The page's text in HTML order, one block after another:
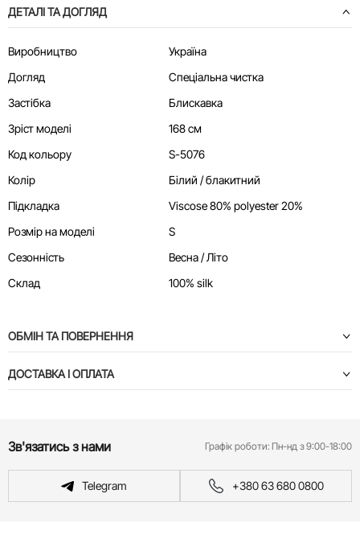
ДЕТАЛІ ТА ДОГЛЯД
Виробництво
Україна
Догляд
Спеціальна чистка
Застібка
Блискавка
Зріст моделі
168 см
Код кольору
S-5076
Колір
Білий / блакитний
Підкладка
Viscose 80% polyester 20%
Розмір на моделі
S
Сезонність
Весна / Літо
Склад
100% silk
ОБМІН ТА ПОВЕРНЕННЯ
ДОСТАВКА І ОПЛАТА
Зв'язатись з нами Графік роботи: Пн-нд з 9:00-18:00
Telegram +380 63 680 0800